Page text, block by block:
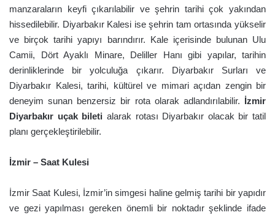
manzaraların keyfi çıkarılabilir ve şehrin tarihi çok yakından
hissedilebilir. Diyarbakır Kalesi ise şehrin tam ortasında yükselir
ve birçok tarihi yapıyı barındırır. Kale içerisinde bulunan Ulu
Camii, Dört Ayaklı Minare, Deliller Hanı gibi yapılar, tarihin
derinliklerinde bir yolculuğa çıkarır. Diyarbakır Surları ve
Diyarbakır Kalesi, tarihi, kültürel ve mimari açıdan zengin bir
deneyim sunan benzersiz bir rota olarak adlandırılabilir. İzmir
Diyarbakır uçak bileti alarak rotası Diyarbakır olacak bir tatil
planı gerçekleştirilebilir.
İzmir – Saat Kulesi
İzmir Saat Kulesi, İzmir’in simgesi haline gelmiş tarihi bir yapıdır
ve gezi yapılması gereken önemli bir noktadır şeklinde ifade